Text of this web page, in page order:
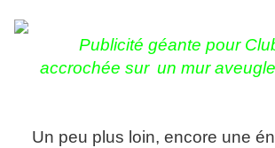
Publicité géante pour
accrochée sur un mur
Un peu plus loin, encore une